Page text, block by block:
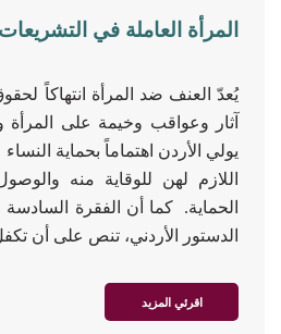
المرأة العاملة في التشريعات
يُعدّ العنف ضد المرأة انتهاكاً
آثار وعواقب وخيمة على المرأة
يولي الأردن اهتماماً بحماية
اللازم لهن للوقاية منه
الحماية. كما أن الفقرة
الدستور الأردني، تنص على أن
اقرئي المزيد